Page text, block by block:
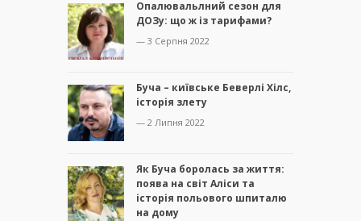
Опалювальлний сезон для
ДОЗу: що ж із тарифами?
— 3 Серпня 2022
Буча – київське Беверлі Хілс,
історія злету
— 2 Липня 2022
Як Буча боролась за життя:
поява на світ Аліси та
історія польового шпиталю
на дому